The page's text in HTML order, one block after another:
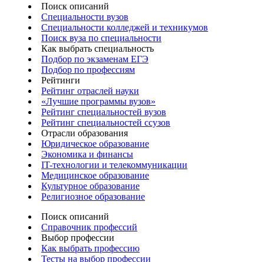
Поиск описаний
Специальности вузов
Специальности колледжей и техникумов
Поиск вуза по специальности
Как выбрать специальность
Подбор по экзаменам ЕГЭ
Подбор по профессиям
Рейтинги
Рейтинг отраслей науки
«Лучшие программы вузов»
Рейтинг специальностей вузов
Рейтинг специальностей ссузов
Отрасли образования
Юридическое образование
Экономика и финансы
IT-технологии и телекоммуникации
Медицинское образование
Культурное образование
Религиозное образование
Поиск описаний
Справочник профессий
Выбор профессии
Как выбрать профессию
Тесты на выбор профессии